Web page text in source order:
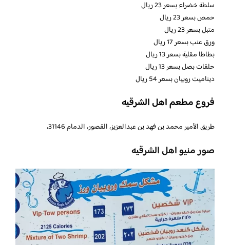
سلطة خضراء بسعر 23 ريال
حمص بسعر 23 ريال
متبل بسعر 23 ريال
ورق عنب بسعر 17 ريال
بطاطا مقلية بسعر 13 ريال
حلقات بصل بسعر 13 ريال
ديناميت روبيان بسعر 54 ريال
فروع مطعم اهل الشرقيه
طريق الأمير محمد بن فهد بن عبدالعزيز، القصور، الدمام 31146،
صور منيو اهل الشرقيه